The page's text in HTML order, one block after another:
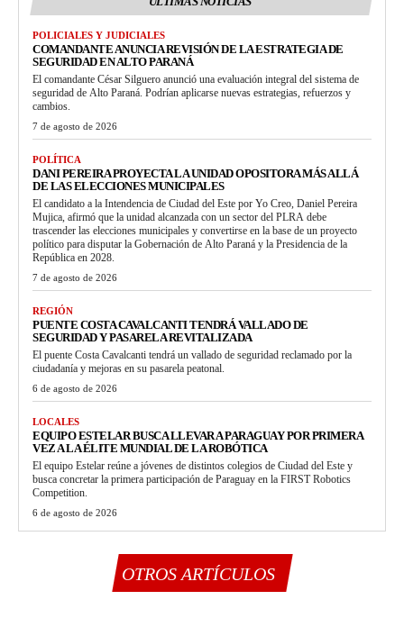
POLICIALES Y JUDICIALES
COMANDANTE ANUNCIA REVISIÓN DE LA ESTRATEGIA DE
SEGURIDAD EN ALTO PARANÁ
El comandante César Silguero anunció una evaluación integral del sistema de
seguridad de Alto Paraná. Podrían aplicarse nuevas estrategias, refuerzos y
cambios.
7 de agosto de 2026
POLÍTICA
DANI PEREIRA PROYECTA LA UNIDAD OPOSITORA MÁS ALLÁ
DE LAS ELECCIONES MUNICIPALES
El candidato a la Intendencia de Ciudad del Este por Yo Creo, Daniel Pereira
Mujica, afirmó que la unidad alcanzada con un sector del PLRA debe
trascender las elecciones municipales y convertirse en la base de un proyecto
político para disputar la Gobernación de Alto Paraná y la Presidencia de la
República en 2028.
7 de agosto de 2026
REGIÓN
PUENTE COSTA CAVALCANTI TENDRÁ VALLADO DE
SEGURIDAD Y PASARELA REVITALIZADA
El puente Costa Cavalcanti tendrá un vallado de seguridad reclamado por la
ciudadanía y mejoras en su pasarela peatonal.
6 de agosto de 2026
LOCALES
EQUIPO ESTELAR BUSCA LLEVAR A PARAGUAY POR PRIMERA
VEZ A LA ÉLITE MUNDIAL DE LA ROBÓTICA
El equipo Estelar reúne a jóvenes de distintos colegios de Ciudad del Este y
busca concretar la primera participación de Paraguay en la FIRST Robotics
Competition.
6 de agosto de 2026
OTROS ARTÍCULOS